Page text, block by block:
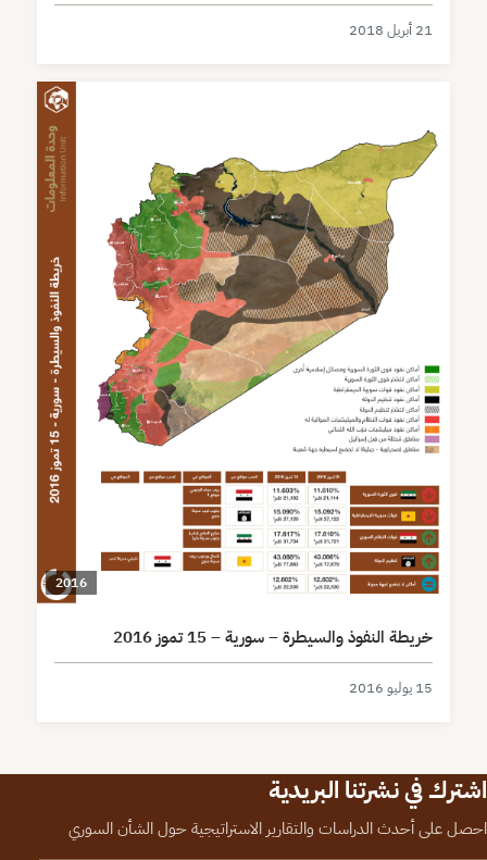
21 أبريل 2018
2016
خريطة النفوذ والسيطرة – سورية – 15 تموز 2016
15 يوليو 2016
اشترك في نشرتنا البريدية
احصل على أحدث الدراسات والتقارير الاستراتيجية حول الشأن السوري